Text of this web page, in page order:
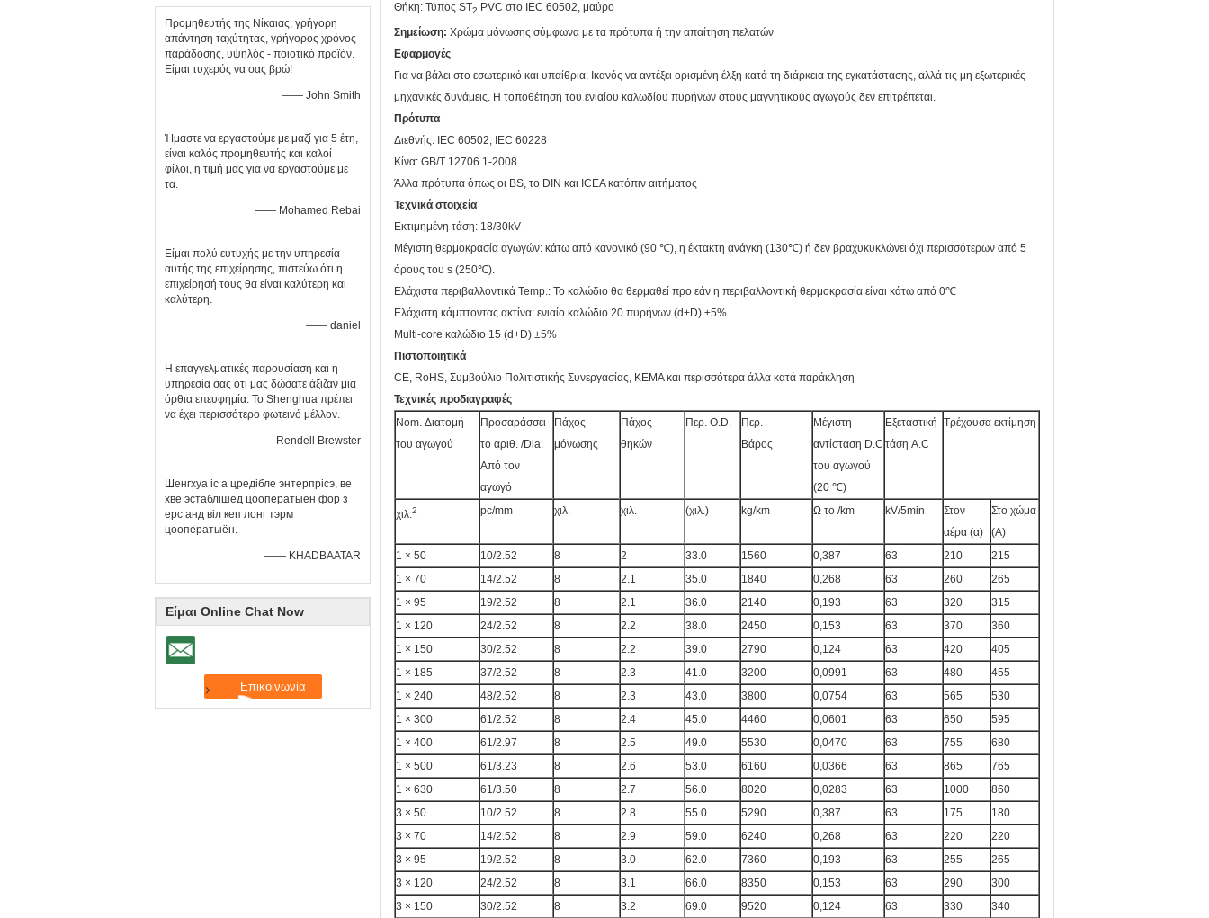
Προμηθευτής της Νίκαιας, γρήγορη
απάντηση ταχύτητας, γρήγορος χρόνος
παράδοσης, υψηλός - ποιοτικό προϊόν.
Είμαι τυχερός να σας βρώ!
—— John Smith
Ήμαστε να εργαστούμε με μαζί για 5 έτη,
είναι καλός προμηθευτής και καλοί
φίλοι, η τιμή μας για να εργαστούμε με
τα.
—— Mohamed Rebai
Είμαι πολύ ευτυχής με την υπηρεσία
αυτής της επιχείρησης, πιστεύω ότι η
επιχείρησή τους θα είναι καλύτερη και
καλύτερη.
—— daniel
Η επαγγελματικές παρουσίαση και η
υπηρεσία σας ότι μας δώσατε άξιζαν μια
όρθια επευφημία. Το Shenghua πρέπει
να έχει περισσότερο φωτεινό μέλλον.
—— Rendell Brewster
Шенгхуа іс а цредібле энтерпрісэ, ве
хве эстаблішед цооператыён фор з
ерс анд віл кеп лонг тэрм
цооператыён.
—— KHADBAATAR
Είμαι Online Chat Now
Θήκη: Τύπος ST2 PVC στο IEC 60502, μαύρο
Σημείωση: Χρώμα μόνωσης σύμφωνα με τα πρότυπα ή την απαίτηση πελατών
Εφαρμογές
Για να βάλει στο εσωτερικό και υπαίθρια. Ικανός να αντέξει ορισμένη έλξη κατά τη διάρκεια της εγκατάστασης, αλλά τις μη εξωτερικές
μηχανικές δυνάμεις. Η τοποθέτηση του ενιαίου καλωδίου πυρήνων στους μαγνητικούς αγωγούς δεν επιτρέπεται.
Πρότυπα
Διεθνής: IEC 60502, IEC 60228
Κίνα: GB/T 12706.1-2008
Άλλα πρότυπα όπως οι BS, το DIN και ICEA κατόπιν αιτήματος
Τεχνικά στοιχεία
Εκτιμημένη τάση: 18/30kV
Μέγιστη θερμοκρασία αγωγών: κάτω από κανονικό (90 ℃), η έκτακτη ανάγκη (130℃) ή δεν βραχυκυκλώνει όχι περισσότερων από 5
όρους του s (250℃).
Ελάχιστα περιβαλλοντικά Temp.: Το καλώδιο θα θερμαθεί προ εάν η περιβαλλοντική θερμοκρασία είναι κάτω από 0℃
Ελάχιστη κάμπτοντας ακτίνα: ενιαίο καλώδιο 20 πυρήνων (d+D) ±5%
Multi-core καλώδιο 15 (d+D) ±5%
Πιστοποιητικά
CE, RoHS, Συμβούλιο Πολιτιστικής Συνεργασίας, KEMA και περισσότερα άλλα κατά παράκληση
Τεχνικές προδιαγραφές
Nom. Διατομή
του αγωγού
Προσαράσσει
το αριθ. /Dia.
Από τον
αγωγό
Πάχος
μόνωσης
Πάχος
θηκών
Περ. O.D.
Περ.
Βάρος
Μέγιστη
αντίσταση D.C
του αγωγού
(20 ℃)
Εξεταστική
τάση A.C
Τρέχουσα εκτίμηση
χιλ.2 pc/mm χιλ. χιλ. (χιλ.) kg/km Ω το /km kV/5min
Στον
αέρα (α)
Στο χώμα
(Α)
1 × 50
10/2.52 8 2 33.0 1560 0,387 63 210
215
1 × 70
14/2.52 8 2.1 35.0 1840 0,268 63 260
265
1 × 95
19/2.52 8 2.1 36.0 2140 0,193 63 320
315
1 × 120
24/2.52 8 2.2 38.0 2450 0,153 63 370
360
1 × 150
30/2.52 8 2.2 39.0 2790 0,124 63 420
405
1 × 185
37/2.52 8 2.3 41.0 3200 0,0991 63 480
455
1 × 240
48/2.52 8 2.3 43.0 3800 0,0754 63 565
530
1 × 300
61/2.52 8 2.4 45.0 4460 0,0601 63 650
595
1 × 400
61/2.97 8 2.5 49.0 5530 0,0470 63 755
680
1 × 500
61/3.23 8 2.6 53.0 6160 0,0366 63 865
765
1 × 630
61/3.50 8 2.7 56.0 8020 0,0283 63 1000
860
3 × 50
10/2.52 8 2.8 55.0 5290 0,387 63 175
180
3 × 70
14/2.52 8 2.9 59.0 6240 0,268 63 220
220
3 × 95
19/2.52 8 3.0 62.0 7360 0,193 63 255
265
3 × 120
24/2.52 8 3.1 66.0 8350 0,153 63 290
300
3 × 150
30/2.52 8 3.2 69.0 9520 0,124 63 330
340